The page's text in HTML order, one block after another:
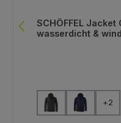
SCHÖFFEL
wasserdicht &
Farbe auswählen
+2